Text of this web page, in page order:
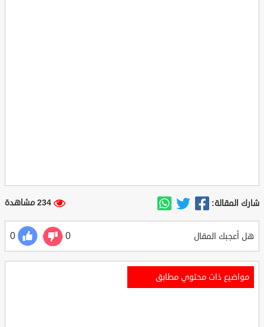
شارك المقالة: 234 مشاهدة
هل أعجبك المقال 0
0
مواضيع ذات محتوي مطابق